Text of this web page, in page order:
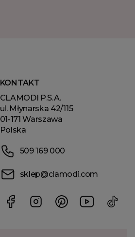
KONTAKT
CLAMODI P.S.A.
ul. Młynarska 42/115
01-171 Warszawa
Polska
509 169 000
sklep@clamodi.com